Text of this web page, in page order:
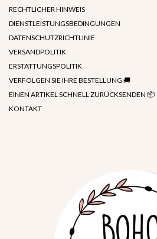
RECHTLICHER HINWEIS
DIENSTLEISTUNGSBEDINGUNGEN
DATENSCHUTZRICHTLINIE
VERSANDPOLITIK
ERSTATTUNGSPOLITIK
VERFOLGEN SIE IHRE BESTELLUNG 🚚
EINEN ARTIKEL SCHNELL ZURÜCKSENDEN 📦
KONTAKT